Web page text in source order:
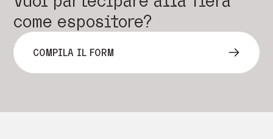
come espositore?
COMPILA IL FORM